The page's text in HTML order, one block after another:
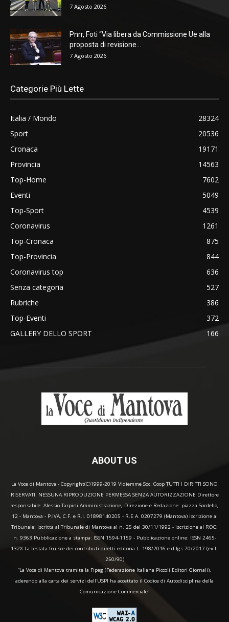
7 Agosto 2026
Pnrr, Foti “Via libera da Commissione Ue alla
proposta di revisione...
7 Agosto 2026
Categorie Più Lette
Italia / Mondo
28324
Sport
20536
Cronaca
19171
Provincia
14563
Top-Home
7602
Eventi
5049
Top-Sport
4539
Coronavirus
1261
Top-Cronaca
875
Top-Provincia
844
Coronavirus top
636
Senza categoria
527
Rubriche
386
Top-Eventi
372
GALLERY DELLO SPORT
166
ABOUT US
La Voce di Mantova - Copyright(C)1999-2019 Vidiemme Soc. Coop TUTTI I DIRITTI SONO
RISERVATI. NESSUNA RIPRODUZIONE PERMESSA SENZA AUTORIZZAZIONE Direttore
responsabile: Alessio Tarpini Amministrazione, Direzione e Redazione: piazza Sordello,
12 - Mantova - P.IVA, C.F. e R.I. 01898140205 - R.E.A. 0207279 (Mantova) iscrizione al
Tribunale: iscritta al Tribunale di Mantova al n. 25 del 30/11/1992 - iscrizione al ROC:
n. 9363 Pubblicazione a stampa: ISSN 1594-1159 - Pubblicazione online: ISSN 2465-
132X La testata fruisce dei contributi diretti editoria L. 198/2016 e d.lgs 70/2017 (ex L.
250/90)
“La Voce di Mantova tramite la Fipeg (Federazione Italiana Piccoli Editori Giornali),
aderendo alla carta dei servizi dell'USPI ha accettato il Codice di Autodisciplina della
Comunicazione Commerciale"